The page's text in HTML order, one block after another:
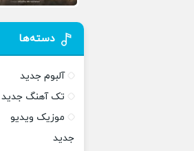
دسته‌ها
آلبوم جدید
تک آهنگ جدید
موزیک ویدیو
جدید